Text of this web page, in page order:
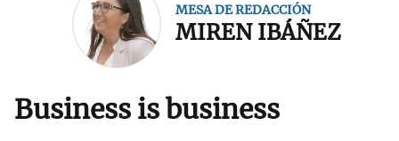
MESA DE REDACCIÓN
MIREN IBÁÑEZ
Business is business